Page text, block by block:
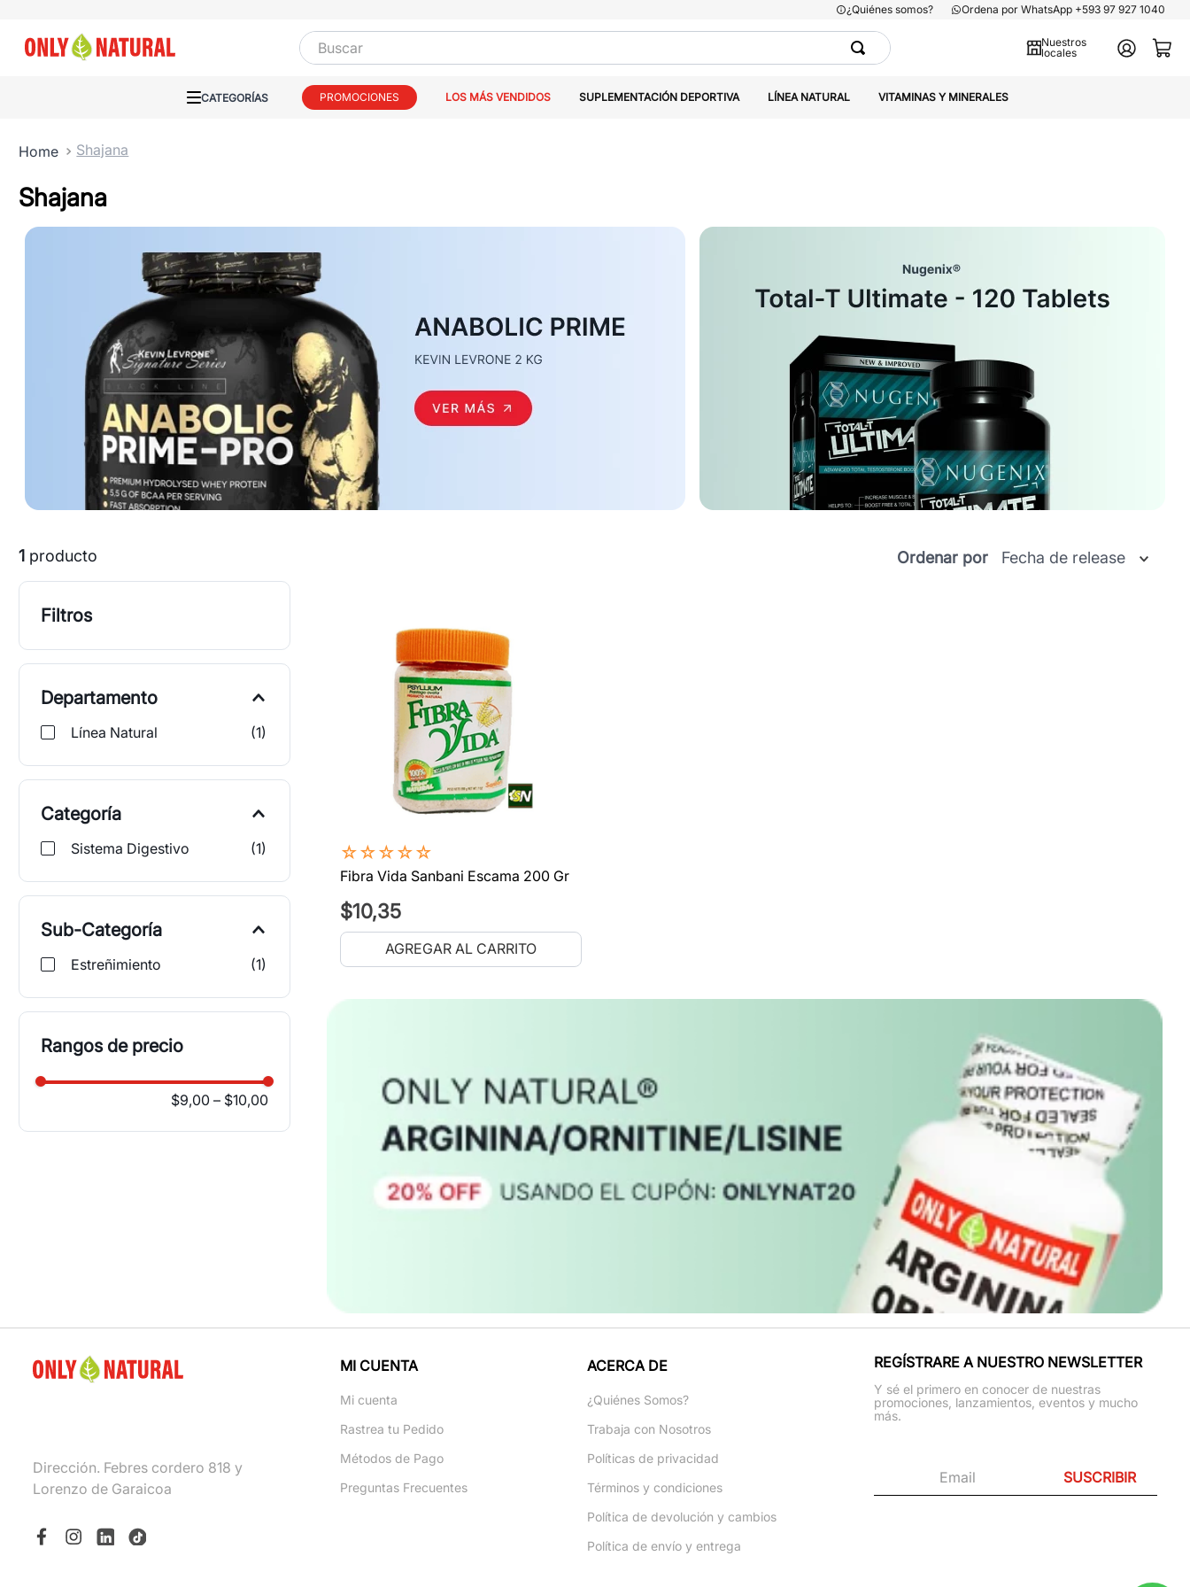
¿Quiénes somos? Ordena por WhatsApp +593 97 927 1040
Buscar
Nuestros
locales
PROMOCIONES LOS MÁS VENDIDOS SUPLEMENTACIÓN DEPORTIVA LÍNEA NATURAL VITAMINAS Y MINERALES
Shajana
Shajana
1 producto Ordenar por Fecha de release
Filtros
Departamento
Línea Natural (1)
Categoría
Sistema Digestivo (1)
Sub-Categoría
Estreñimiento (1)
Rangos de precio
$9,00 – $10,00
☆☆☆☆☆
Fibra Vida Sanbani Escama 200 Gr
$10,35
AGREGAR AL CARRITO
Dirección. Febres cordero 818 y
Lorenzo de Garaicoa
MI CUENTA
Mi cuenta
Rastrea tu Pedido
Métodos de Pago
Preguntas Frecuentes
ACERCA DE
¿Quiénes Somos?
Trabaja con Nosotros
Políticas de privacidad
Términos y condiciones
Política de devolución y cambios
Política de envío y entrega
REGÍSTRARE A NUESTRO NEWSLETTER
Y sé el primero en conocer de nuestras
promociones, lanzamientos, eventos y mucho
más.
SUSCRIBIR